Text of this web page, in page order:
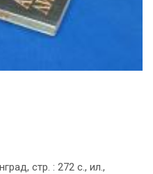
стр. : 272 с., ил.,